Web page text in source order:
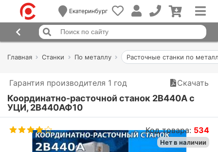
Екатеринбург
Главная Станки По металлу Расточные станки по
Гарантия производителя 1 год Скачать
Координатно-расточной станок 2В440А с
УЦИ, 2В440АФ10
Код товара: 534
Нет в наличии